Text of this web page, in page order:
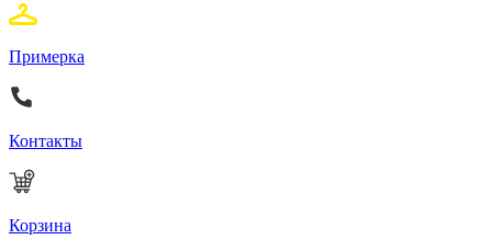
Примерка
Контакты
Корзина